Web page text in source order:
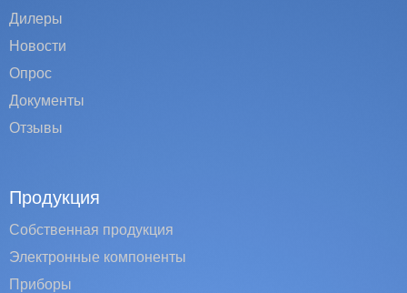
Дилеры
Новости
Опрос
Документы
Отзывы
Продукция
Собственная продукция
Электронные компоненты
Приборы